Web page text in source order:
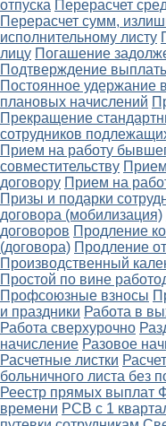
отпуска Перерасчет
Перерасчет сумм,
исполнительному листу
лицу Погашение
Подтверждение
Постоянное удержание
плановых начислений
Прекращение
сотрудников
Прием на работу
совместительству
договору Прием на
Призы и подарки
договора (мобилизация)
договоров Продление
(договора) Продление
Производственный
Простой по вине
Профсоюзные взносы
и праздники Работа в
Работа сверхурочно
начисление Разовое
Расчетные листки
больничного листа без
Реестр прямых выплат
времени РСВ с 1